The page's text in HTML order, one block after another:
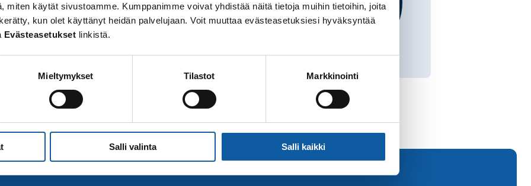
miten käytät sivustoamme. Kumppanimme voivat yhdistää näitä tietoja muihin tietoihin, joita
kun olet käyttänyt heidän palvelujaan. Voit muuttaa evästeasetuksiesi hyväksyntää
Evästeasetukset linkistä.
Mieltymykset Tilastot Markkinointi
Salli valinta Salli kaikki